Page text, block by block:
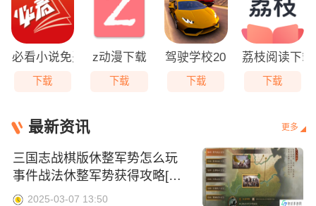
必看小说免费版下载app
下载
z动漫下载
下载
驾驶学校2017
下载
荔枝阅读下载
下载
最新资讯 更多
三国志战棋版休整军势怎么玩
事件战法休整军势获得攻略[多
图]2025-03-07 13:50